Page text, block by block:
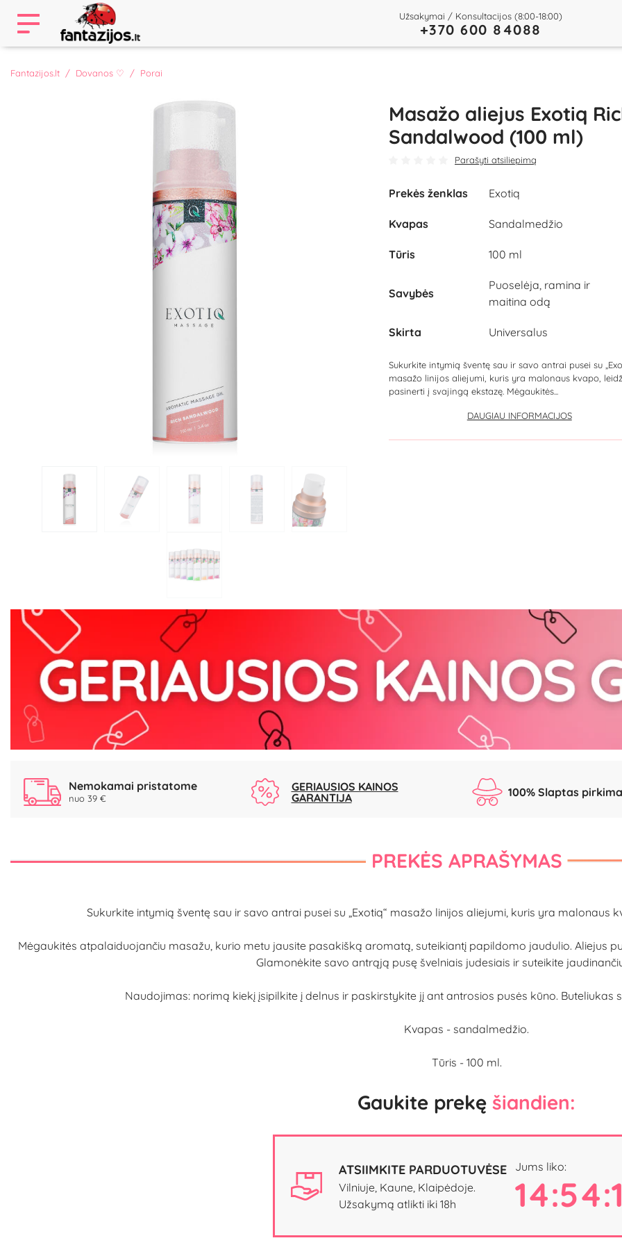
Užsakymai / Konsultacijos (8:00-18:00)
+370 600 84088
Fantazijos.lt Dovanos ♡ Porai
Masažo aliejus Exotiq
Sandalwood (100 ml)
Parašyti atsiliepimą
Prekės ženklas Exotiq
Kvapas Sandalmedžio
Tūris 100 ml
Savybės
Puoselėja, ramina ir
maitina odą
Skirta Universalus
Sukurkite intymią šventę sau ir savo antrai pusei su
masažo linijos aliejumi, kuris yra malonaus kvapo,
pasinerti į svajingą ekstazę. Mėgaukitės...
DAUGIAU INFORMACIJOS
Nemokamai pristatome
nuo 39 €
GERIAUSIOS KAINOS
GARANTIJA
100% Slaptas
PREKĖS APRAŠYMAS
Sukurkite intymią šventę sau ir savo antrai pusei su „Exotiq“ masažo linijos aliejumi, kuris yra malonaus
Mėgaukitės atpalaiduojančiu masažu, kurio metu jausite pasakišką aromatą, suteikiantį papildomo jaudulio. Aliejus
Glamonėkite savo antrąją pusę švelniais judesiais ir suteikite
Naudojimas: norimą kiekį įsipilkite į delnus ir paskirstykite jį ant antrosios pusės kūno.
Kvapas - sandalmedžio.
Tūris - 100 ml.
Gaukite prekę šiandien:
ATSIIMKITE PARDUOTUVĖSE
Vilniuje, Kaune, Klaipėdoje.
Užsakymą atlikti iki 18h
Jums liko: